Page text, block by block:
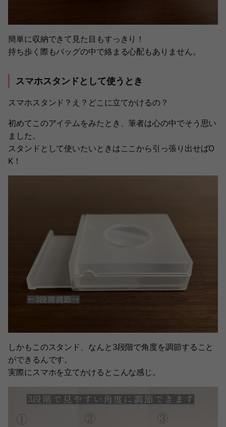
簡単に収納できて見た目もすっきり！
持ち歩く際もバッグの中で絡まる心配もありません。
スマホスタンドとして使うとき
スマホスタンド？え？どこに立てかけるの？
初めてこのアイテムをみたとき、筆者は心の中でそう思い
ました。
スタンドとして使いたいときはここから引っ張り出せばO
K！
しかもこのスタンド、なんと3段階で角度を調節すること
ができるんです。
実際にスマホを立てかけるとこんな感じ。